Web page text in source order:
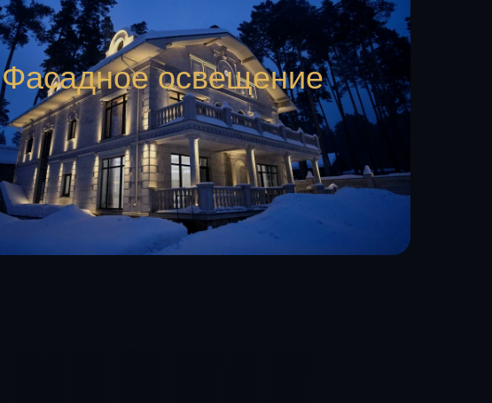
Фасадное освещение